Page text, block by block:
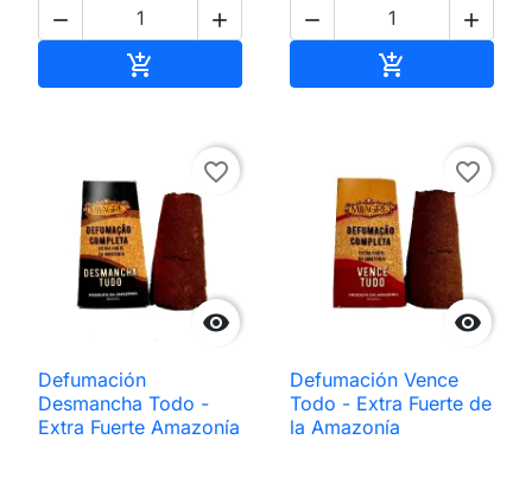
 

 


favorite_border
Defumación
Desmancha Todo -
Extra Fuerte Amazonía

favorite_border
Defumación Vence
Todo - Extra Fuerte de
la Amazonía